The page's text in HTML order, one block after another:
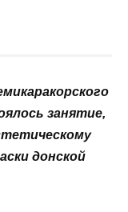
рыбка»
под
на ложках и